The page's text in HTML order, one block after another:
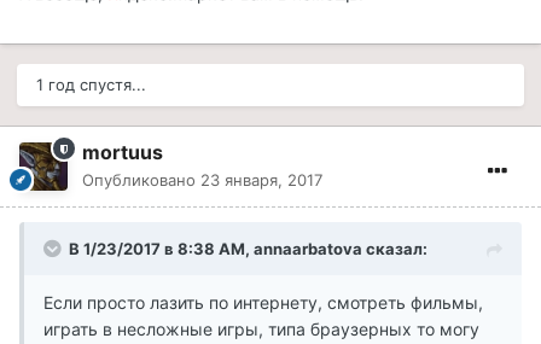
1 год спустя...
mortuus
Опубликовано 23 января, 2017
В 1/23/2017 в 8:38 AM, annaarbatova сказал:
Если просто лазить по интернету, смотреть фильмы,
играть в несложные игры, типа браузерных то могу